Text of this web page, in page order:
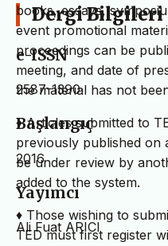
books, essays,
event promotional
proceedings can be
meeting, and date of
the material has not
♦ Articles submitted to
previously published on
be under review by
added to the system.
♦ Those wishing to
TED must first register
Dergi Bilgileri
e-ISSN
2587-1390
Başlangıç
2016
Yayımcı
Ali Fuat ARICI